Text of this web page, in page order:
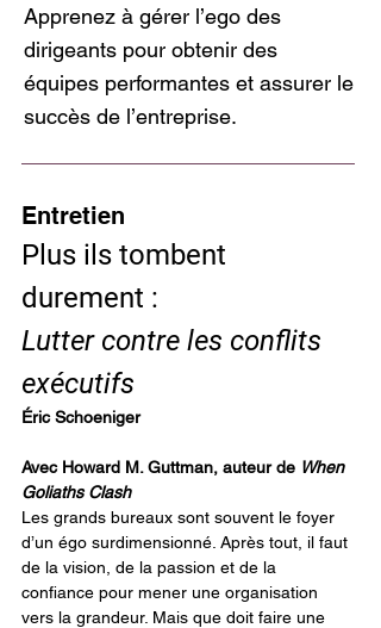
Apprenez à gérer l’ego des
dirigeants pour obtenir des
équipes performantes et assurer le
succès de l’entreprise.
Entretien
Plus ils tombent
durement :
Lutter contre les conflits
exécutifs
Éric Schoeniger
Avec Howard M. Guttman, auteur de When
Goliaths Clash
Les grands bureaux sont souvent le foyer
d’un égo surdimensionné. Après tout, il faut
de la vision, de la passion et de la
confiance pour mener une organisation
vers la grandeur. Mais que doit faire une